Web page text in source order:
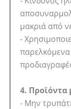
μακριά από
-
4. Προϊόντα
- Μην